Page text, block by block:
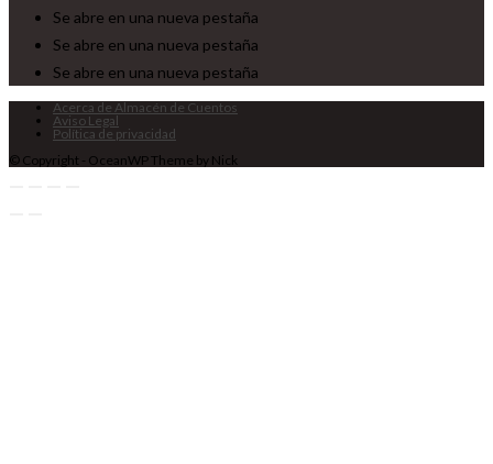
Se abre en una nueva pestaña
Se abre en una nueva pestaña
Se abre en una nueva pestaña
Acerca de Almacén de Cuentos
Aviso Legal
Política de privacidad
© Copyright - OceanWP Theme by Nick